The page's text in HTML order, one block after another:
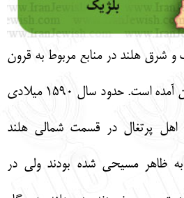
شرق هلند در منابع مربوط به قرون
وسطي مكررا سخن به ميان آمده است. حدود سال 1590 ميلادي
اهل پرتغال در قسمت شمالي هلند
به ظاهر مسيحي شده بودند ولي در